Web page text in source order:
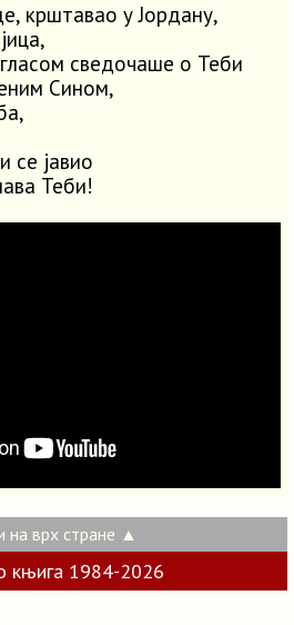
крштавао у Јордану,
сведочаше о Теби
Сином,
се јавио
Теби!
на врх стране ▲
књига 1984-2026